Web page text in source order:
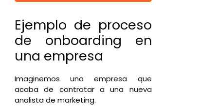
Ejemplo de proceso
de onboarding en
una empresa
Imaginemos una empresa que
acaba de contratar a una nueva
analista de marketing.